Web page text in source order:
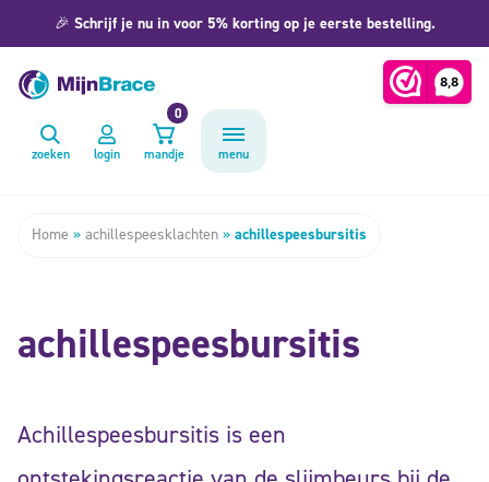
🎉 Schrijf je nu in voor 5% korting op je eerste bestelling.
zoeken login mandje
0
menu
Home » achillespeesklachten » achillespeesbursitis
achillespeesbursitis
Achillespeesbursitis is een